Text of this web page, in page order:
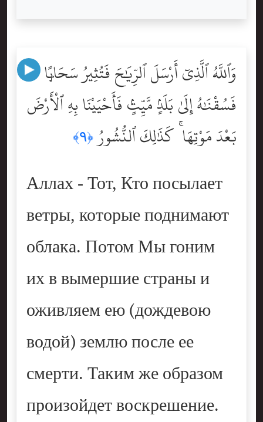
وَٱللَّهُ ٱلَّذِىٓ أَرْسَلَ ٱلرِّيَٰحَ فَتُثِيرُ سَحَابًۭا
فَسُقْنَٰهُ إِلَىٰ بَلَدٍۢ مَّيِّتٍۢ فَأَحْيَيْنَا بِهِ ٱلْأَرْضَ
بَعْدَ مَوْتِهَا ۚ كَذَٰلِكَ ٱلنُّشُورُ ﴿٩﴾
Аллах - Тот, Кто посылает
ветры, которые поднимают
облака. Потом Мы гоним
их в вымершие страны и
оживляем ею (дождевою
водой) землю после ее
смерти. Таким же образом
произойдет воскрешение.